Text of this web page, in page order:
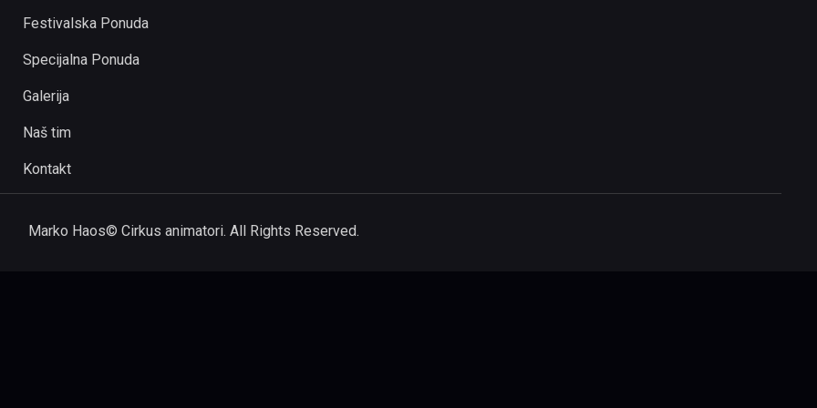
Festivalska Ponuda
Specijalna Ponuda
Galerija
Naš tim
Kontakt
Marko Haos© Cirkus animatori. All Rights Reserved.